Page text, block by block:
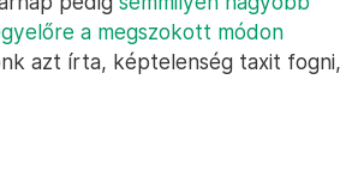
a megszokott módon
azt írta, képtelenség taxit fogni,